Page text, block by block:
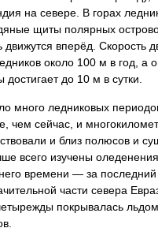
на севере. В горах
щиты полярных
движутся вперёд. Скорость
около 100 м в год, а
до 10 м в сутки.
много ледниковых
чем сейчас, и
и близ полюсов и
всего изучены оледенения
времени — за
части севера
покрывалась